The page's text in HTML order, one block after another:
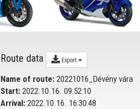
Route data Export
Name of route: 20221016_Dévény vára
Start: 2022.10.16. 09:52:10
Arrival: 2022.10.16. 16:30:48